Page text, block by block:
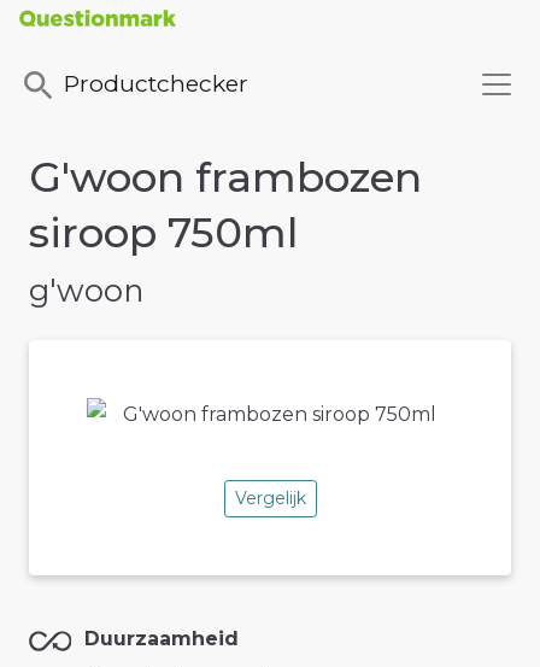
Productchecker
G'woon frambozen
siroop 750ml
g'woon
Vergelijk
Duurzaamheid